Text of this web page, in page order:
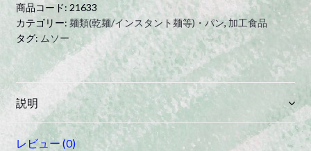
ビ
ー
フ
quantity
商品コード: 21633
カテゴリー: 麺類(乾麺/インスタント麺等)・パン,加工食品
タグ: ムソー
説明
レビュー (0)